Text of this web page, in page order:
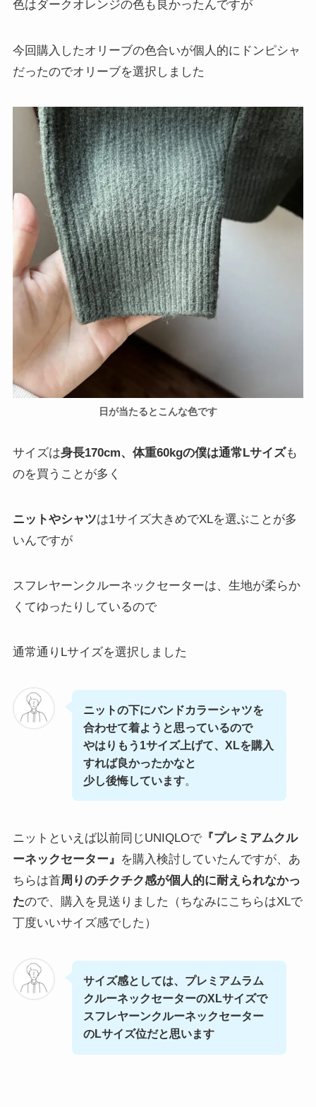
色はダークオレンジの色も良かったんですが
今回購入したオリーブの色合いが個人的にドンピシャ
だったのでオリーブを選択しました
日が当たるとこんな色です
サイズは身長170cm、体重60kgの僕は通常Lサイズも
のを買うことが多く
ニットやシャツは1サイズ大きめでXLを選ぶことが多
いんですが
スフレヤーンクルーネックセーターは、生地が柔らか
くてゆったりしているので
通常通りLサイズを選択しました
ニットの下にバンドカラーシャツを
合わせて着ようと思っているので
やはりもう1サイズ上げて、XLを購入
すれば良かったかなと
少し後悔しています。
ニットといえば以前同じUNIQLOで『プレミアムクル
ーネックセーター』 を購入検討していたんですが、あ
ちらは首周りのチクチク感が個人的に耐えられなかっ
たので、購入を見送りました（ちなみにこちらはXLで
丁度いいサイズ感でした）
サイズ感としては、プレミアムラム
クルーネックセーターのXLサイズで
スフレヤーンクルーネックセーター
のLサイズ位だと思います